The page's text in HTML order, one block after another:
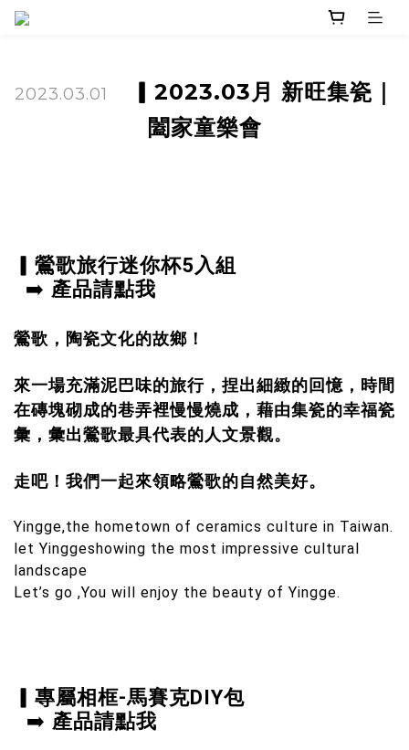
2023.03.01 2023.03月 新旺集瓷
闔家童樂會
▎鶯歌旅行迷你杯5入組
➡️ 產品請點我
鶯歌，陶瓷文化的故鄉！
來一場充滿泥巴味的旅行，捏出細緻的回憶，時間
在磚塊砌成的巷弄裡慢慢燒成，藉由集瓷的幸福瓷
彙，彙出鶯歌最具代表的人文景觀。
走吧 ！ 我們一起來領略鶯歌的自然美好。
Yingge,the hometown of ceramics culture in Taiwan.
let Yinggeshowing the most impressive cultural
landscape
Let’s go ,You will enjoy the beauty of Yingge.
▎專屬相框-馬賽克DIY包
➡️ 產品請點我